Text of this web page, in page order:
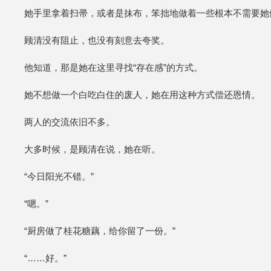
她手里拿着扫帚，或者是抹布，笨拙地做着一些根本不需要她
顾清没有阻止，也没有刻意去夸奖。
他知道，那是她在这里寻找“存在感”的方式。
她不想做一个白吃白住的废人，她在用这种方式偿还恩情。
两人的交流依旧不多。
大多时候，是顾清在说，她在听。
“今日阳光不错。”
“嗯。”
“厨房做了桂花糖藕，给你留了一份。”
“……好。”